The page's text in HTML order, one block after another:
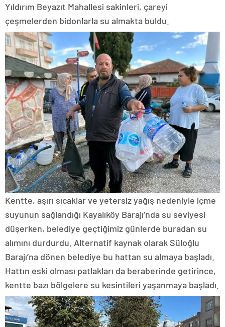
Yıldırım Beyazıt Mahallesi sakinleri, çareyi
çeşmelerden bidonlarla su almakta buldu.
Kentte, aşırı sıcaklar ve yetersiz yağış nedeniyle içme
suyunun sağlandığı Kayalıköy Barajı’nda su seviyesi
düşerken, belediye geçtiğimiz günlerde buradan su
alımını durdurdu. Alternatif kaynak olarak Süloğlu
Barajı’na dönen belediye bu hattan su almaya başladı.
Hattın eski olması patlakları da beraberinde getirince,
kentte bazı bölgelere su kesintileri yaşanmaya başladı.